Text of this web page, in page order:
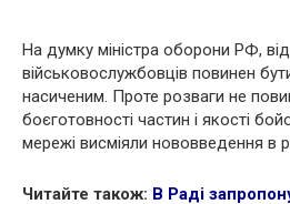
На думку міністра оборони РФ,
військовослужбовців повинен
насиченим. Проте розваги не
боєготовності частин і якості
мережі висміяли нововведення в
Читайте також: В Раді